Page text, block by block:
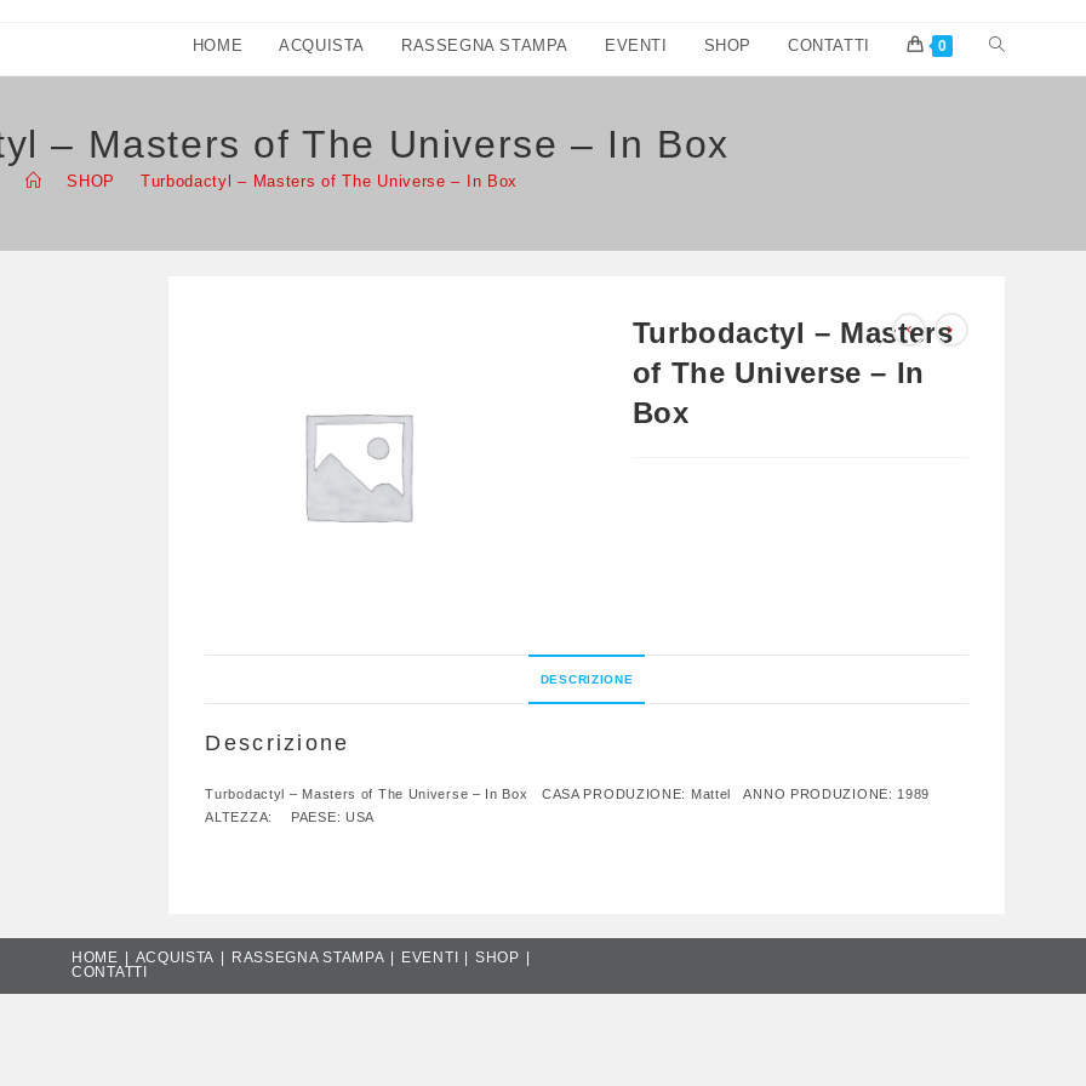
HOME ACQUISTA RASSEGNA STAMPA EVENTI SHOP CONTATTI 0 Attiva/
– Masters of The Universe – In Box
SHOP Turbodactyl – Masters of The Universe – In Box
Turbodactyl – Masters
of The Universe – In
Box
DESCRIZIONE
Descrizione
Turbodactyl – Masters of The Universe – In Box CASA PRODUZIONE: Mattel ANNO PRODUZIONE: 1989
ALTEZZA: PAESE: USA
HOME ACQUISTA RASSEGNA STAMPA EVENTI
SHOP
CONTATTI